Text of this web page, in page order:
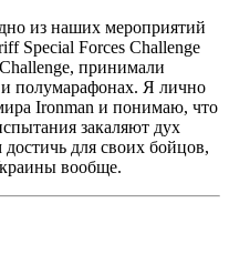
из наших мероприятий
Special Forces Challenge
принимали
полумарафонах. Я лично
Ironman и понимаю, что
закаляют дух
для своих бойцов,
вообще.